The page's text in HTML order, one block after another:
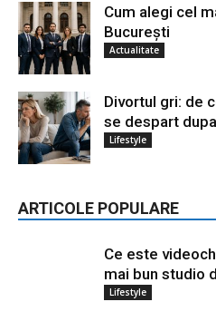
Cum alegi cel
București
Actualitate
Divortul gri: de
se despart
Lifestyle
ARTICOLE POPULARE
Ce este
mai bun studio
Lifestyle